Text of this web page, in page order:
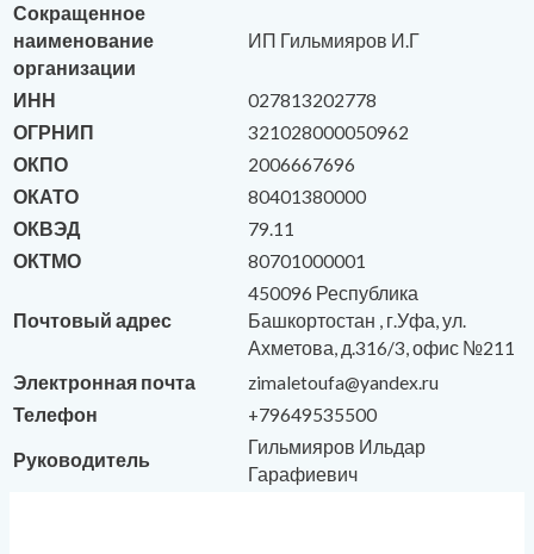
Сокращенное
наименование
организации
ИП Гильмияров И.Г
ИНН
027813202778
ОГРНИП
321028000050962
ОКПО
2006667696
ОКАТО
80401380000
ОКВЭД
79.11
ОКТМО
80701000001
Почтовый адрес
450096 Республика
Башкортостан , г.Уфа, ул.
Ахметова, д.316/3, офис №211
Электронная почта
zimaletoufa@yandex.ru
Телефон
+79649535500
Руководитель
Гильмияров Ильдар
Гарафиевич